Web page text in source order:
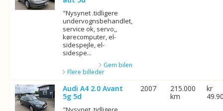
"Nysynet .tidligere
undervognsbehandlet,
service ok, servo,,
kørecomputer, el-
sidespejle, el-
sidespe...
Gem bilen
Flere billeder
Audi A4 2.0 Avant
5g 5d
2007
215.000
km
kr